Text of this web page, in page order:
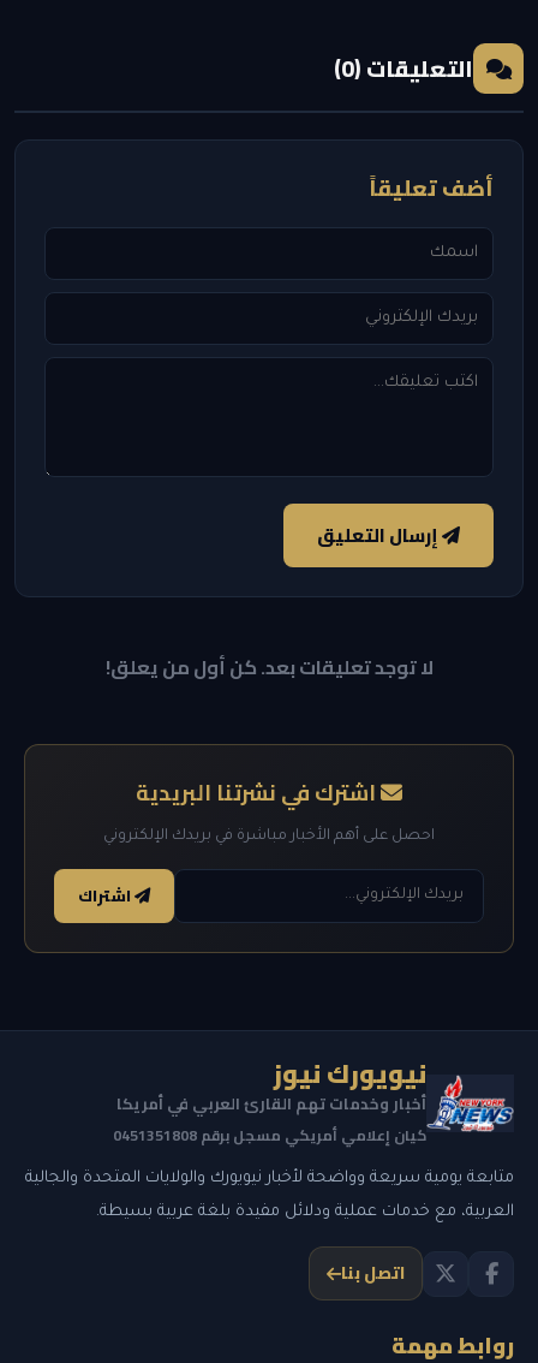
التعليقات (0)
أضف تعليقاً
إرسال التعليق
لا توجد تعليقات بعد. كن أول من يعلق!
اشترك في نشرتنا البريدية
احصل على أهم الأخبار مباشرة في بريدك الإلكتروني
اشتراك
نيويورك نيوز
أخبار وخدمات تهم القارئ العربي في أمريكا
كيان إعلامي أمريكي مسجل برقم 0451351808
متابعة يومية سريعة وواضحة لأخبار نيويورك والولايات المتحدة والجالية
العربية، مع خدمات عملية ودلائل مفيدة بلغة عربية بسيطة.
اتصل بنا
روابط مهمة